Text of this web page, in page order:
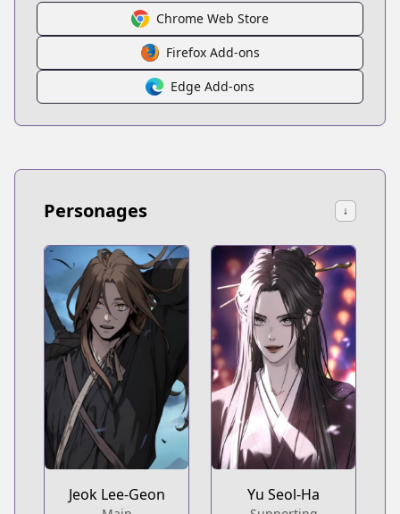
Chrome Web Store
Firefox Add-ons
Edge Add-ons
Personages ↓
Jeok Lee-Geon Yu Seol-Ha